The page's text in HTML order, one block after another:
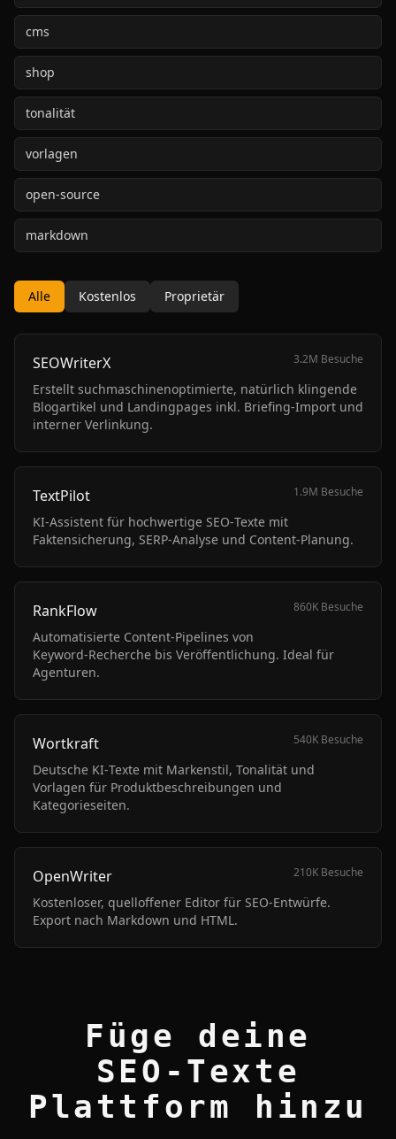
cms
shop
tonalität
vorlagen
open‑source
markdown
Alle Kostenlos Proprietär
SEOWriterX 3.2M Besuche
Erstellt suchmaschinenoptimierte, natürlich klingende
Blogartikel und Landingpages inkl. Briefing‑Import und
interner Verlinkung.
TextPilot 1.9M Besuche
KI‑Assistent für hochwertige SEO‑Texte mit
Faktensicherung, SERP‑Analyse und Content‑Planung.
RankFlow 860K Besuche
Automatisierte Content‑Pipelines von
Keyword‑Recherche bis Veröffentlichung. Ideal für
Agenturen.
Wortkraft 540K Besuche
Deutsche KI‑Texte mit Markenstil, Tonalität und
Vorlagen für Produktbeschreibungen und
Kategorieseiten.
OpenWriter 210K Besuche
Kostenloser, quelloffener Editor für SEO‑Entwürfe.
Export nach Markdown und HTML.
Füge deine
SEO‑Texte
Plattform hinzu